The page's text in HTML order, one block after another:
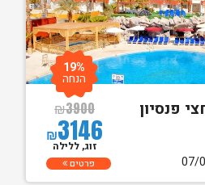
פנסיון
₪3900
₪3146
19%
הנחה
זוג, ללילה
פרטים